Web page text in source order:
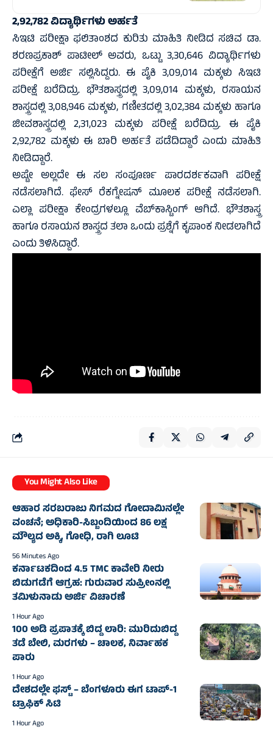
2,92,782 ವಿದ್ಯಾರ್ಥಿಗಳು ಅರ್ಹತೆ
ಸಿಇಟಿ ಪರೀಕ್ಷಾ ಫಲಿತಾಂಶದ ಕುರಿತು ಮಾಹಿತಿ ನೀಡಿದ ಸಚಿವ ಡಾ.
ಶರಣಪ್ರಕಾಶ್ ಪಾಟೀಲ್ ಅವರು, ಒಟ್ಟು 3,30,646 ವಿದ್ಯಾರ್ಥಿಗಳು
ಪರೀಕ್ಷೆಗೆ ಅರ್ಜಿ ಸಲ್ಲಿಸಿದ್ದರು. ಈ ಪೈಕಿ 3,09,014 ಮಕ್ಕಳು ಸಿಇಟಿ
ಪರೀಕ್ಷೆ ಬರೆದಿದ್ರು. ಭೌತಶಾಸ್ತ್ರದಲ್ಲಿ 3,09,014 ಮಕ್ಕಳು, ರಸಾಯನ
ಶಾಸ್ತ್ರದಲ್ಲಿ 3,08,946 ಮಕ್ಕಳು, ಗಣೀತದಲ್ಲಿ 3,02,384 ಮಕ್ಕಳು ಹಾಗೂ
ಜೀವಶಾಸ್ತ್ರದಲ್ಲಿ 2,31,023 ಮಕ್ಕಳು ಪರೀಕ್ಷೆ ಬರೆದಿದ್ರು. ಈ ಪೈಕಿ
2,92,782 ಮಕ್ಕಳು ಈ ಬಾರಿ ಅರ್ಹತೆ ಪಡೆದಿದ್ದಾರೆ ಎಂದು ಮಾಹಿತಿ
ನೀಡಿದ್ದಾರೆ.
ಅಷ್ಟೇ ಅಲ್ಲದೇ ಈ ಸಲ ಸಂಪೂರ್ಣ ಪಾರದರ್ಶಕವಾಗಿ ಪರೀಕ್ಷೆ
ನಡೆಸಲಾಗಿದೆ. ಫೇಸ್ ರೆಕಗ್ನೇಷನ್ ಮೂಲಕ ಪರೀಕ್ಷೆ ನಡೆಸಲಾಗಿ.
ಎಲ್ಲಾ ಪರೀಕ್ಷಾ ಕೇಂದ್ರಗಳಲ್ಲೂ ವೆಬ್‌ಕಾಸ್ಟಿಂಗ್ ಆಗಿದೆ. ಭೌತಶಾಸ್ತ್ರ
ಹಾಗೂ ರಸಾಯನ ಶಾಸ್ತ್ರದ ತಲಾ ಒಂದು ಪ್ರಶ್ನೆಗೆ ಕೃಪಾಂಕ ನೀಡಲಾಗಿದೆ
ಎಂದು ತಿಳಿಸಿದ್ದಾರೆ.
You Might Also Like
ಆಹಾರ ಸರಬರಾಜು ನಿಗಮದ ಗೋದಾಮಿನಲ್ಲೇ
ವಂಚನೆ; ಅಧಿಕಾರಿ-ಸಿಬ್ಬಂದಿಯಿಂದ 86 ಲಕ್ಷ
ಮೌಲ್ಯದ ಅಕ್ಕಿ, ಗೋಧಿ, ರಾಗಿ ಲೂಟಿ
56 Minutes Ago
ಕರ್ನಾಟಕದಿಂದ 4.5 TMC ಕಾವೇರಿ ನೀರು
ಬಿಡುಗಡೆಗೆ ಆಗ್ರಹ: ಗುರುವಾರ ಸುಪ್ರೀಂನಲ್ಲಿ
ತಮಿಳುನಾಡು ಅರ್ಜಿ ವಿಚಾರಣೆ
1 Hour Ago
100 ಅಡಿ ಪ್ರಪಾತಕ್ಕೆ ಬಿದ್ದ ಲಾರಿ: ಮುರಿದುಬಿದ್ದ
ತಡೆ ಬೇಲಿ, ಮರಗಳು – ಚಾಲಕ, ನಿರ್ವಾಹಕ
ಪಾರು
1 Hour Ago
ದೇಶದಲ್ಲೇ ಫಸ್ಟ್ – ಬೆಂಗಳೂರು ಈಗ ಟಾಪ್-1
ಟ್ರಾಫಿಕ್ ಸಿಟಿ
1 Hour Ago